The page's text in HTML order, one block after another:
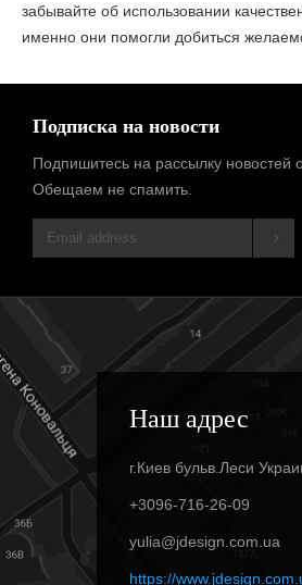
забывайте об использовании
именно они помогли добиться
Подписка на новости
Подпишитесь на рассылку новостей
Обещаем не спамить.
Наш адрес
г.Киев бульв.Леси
+3096-716-26-09
yulia@jdesign.com.ua
https://